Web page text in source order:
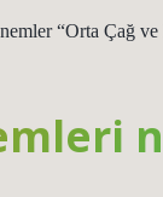
“Orta Çağ